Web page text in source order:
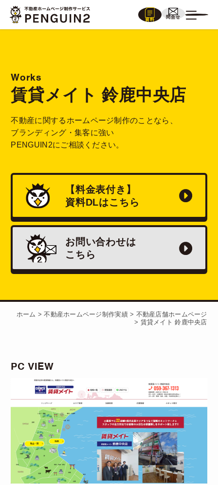
資料
問合せ
Works
賃貸メイト 鈴鹿中央店
不動産に関するホームページ制作のことなら、
ブランディング・集客に強い
PENGUIN2にご相談ください。
【料金表付き】
資料DLはこちら
お問い合わせは
こちら
ホーム >不動産ホームページ制作実績> 不動産店舗ホームページ
> 賃貸メイト 鈴鹿中央店
PC VIEW